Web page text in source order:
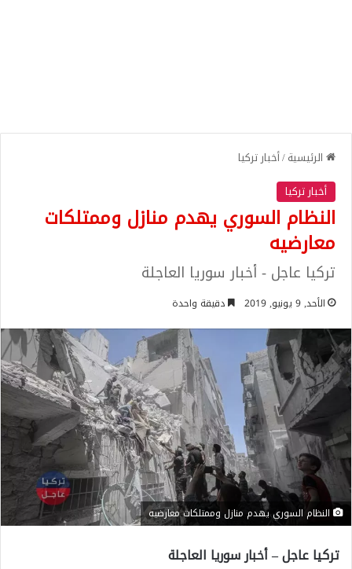
الرئيسية/أخبار تركيا
أخبار تركيا
النظام السوري يهدم منازل وممتلكات
معارضيه
تركيا عاجل - أخبار سوريا العاجلة
الأحد, 9 يونيو, 2019 دقيقة واحدة
النظام السوري يهدم منازل وممتلكات معارضيه
تركيا عاجل – أخبار سوريا العاجلة